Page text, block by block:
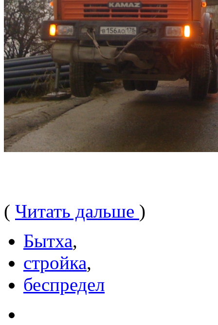
( Читать дальше )
Бытха,
стройка,
беспредел